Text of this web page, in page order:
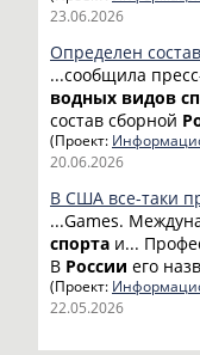
23.06.2026
Определен
...сообщила
водных видов
состав сборной
(Проект:
20.06.2026
В США все-таки
...Games.
спорта и...
В России его
(Проект:
22.05.2026